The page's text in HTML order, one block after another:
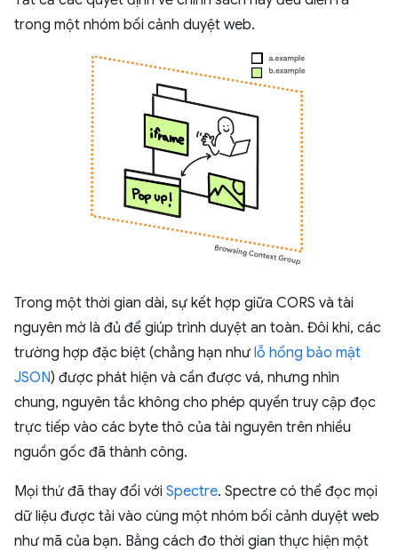
trong một nhóm bối cảnh duyệt web.
Trong một thời gian dài, sự kết hợp giữa CORS và tài
nguyên mờ là đủ để giúp trình duyệt an toàn. Đôi khi, các
trường hợp đặc biệt (chẳng hạn như lỗ hổng bảo mật
JSON) được phát hiện và cần được vá, nhưng nhìn
chung, nguyên tắc không cho phép quyền truy cập đọc
trực tiếp vào các byte thô của tài nguyên trên nhiều
nguồn gốc đã thành công.
Mọi thứ đã thay đổi với Spectre. Spectre có thể đọc mọi
dữ liệu được tải vào cùng một nhóm bối cảnh duyệt web
như mã của bạn. Bằng cách đo thời gian thực hiện một